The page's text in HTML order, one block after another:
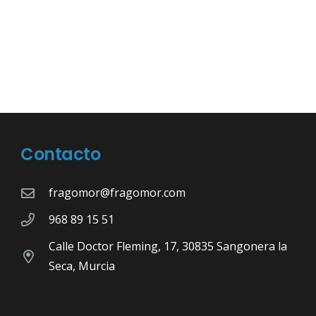
Contacto
fragomor@fragomor.com
968 89 15 51
Calle Doctor Fleming, 17, 30835 Sangonera la
Seca, Murcia